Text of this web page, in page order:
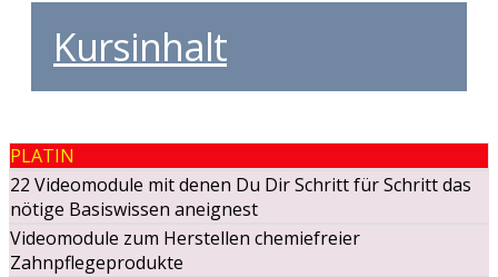
Kursinhalt
PLATIN
22 Videomodule mit denen Du Dir Schritt für Schritt das
nötige Basiswissen aneignest
Videomodule zum Herstellen chemiefreier
Zahnpflegeprodukte